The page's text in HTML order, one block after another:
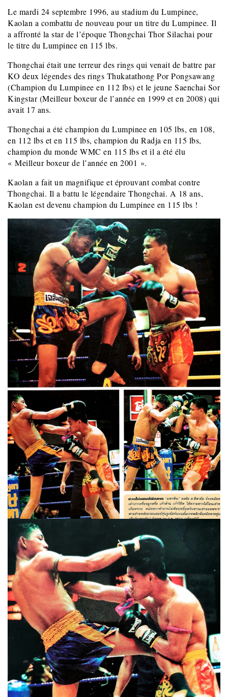
Le mardi 24 septembre 1996, au stadium du Lumpinee,
Kaolan a combattu de nouveau pour un titre du Lumpinee. Il
a affronté la star de l’époque Thongchai Thor Silachai pour
le titre du Lumpinee en 115 lbs.
Thongchai était une terreur des rings qui venait de battre par
KO deux légendes des rings Thukatathong Por Pongsawang
(Champion du Lumpinee en 112 lbs) et le jeune Saenchai Sor
Kingstar (Meilleur boxeur de l’année en 1999 et en 2008) qui
avait 17 ans.
Thongchai a été champion du Lumpinee en 105 lbs, en 108,
en 112 lbs et en 115 lbs, champion du Radja en 115 lbs,
champion du monde WMC en 115 lbs et il a été élu
« Meilleur boxeur de l’année en 2001 ».
Kaolan a fait un magnifique et éprouvant combat contre
Thongchai. Il a battu le légendaire Thongchai. A 18 ans,
Kaolan est devenu champion du Lumpinee en 115 lbs !